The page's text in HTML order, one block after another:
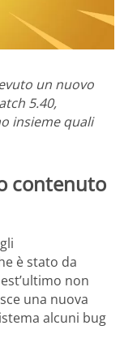
un nuovo
5.40,
insieme quali
contenuto
è stato da
non
una nuova
alcuni bug